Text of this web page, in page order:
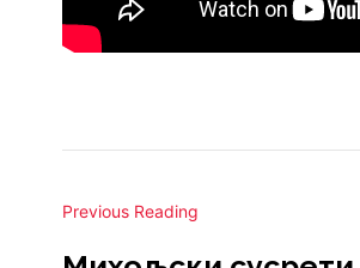
Previous Reading